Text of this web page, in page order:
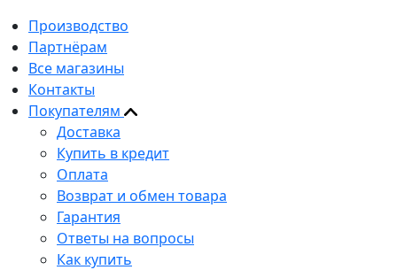
Производство
Партнёрам
Все магазины
Контакты
Покупателям
Доставка
Купить в кредит
Оплата
Возврат и обмен товара
Гарантия
Ответы на вопросы
Как купить